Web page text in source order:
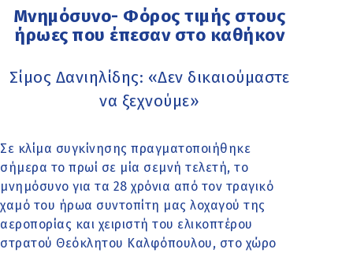
Μνημόσυνο- Φόρος τιμής στους
ήρωες που έπεσαν στο καθήκον
Σίμος Δανιηλίδης: «Δεν δικαιούμαστε
να ξεχνούμε»
Σε κλίμα συγκίνησης πραγματοποιήθηκε
σήμερα το πρωί σε μία σεμνή τελετή, το
μνημόσυνο για τα 28 χρόνια από τον τραγικό
χαμό του ήρωα συντοπίτη μας λοχαγού της
αεροπορίας και χειριστή του ελικοπτέρου
στρατού Θεόκλητου Καλφόπουλου, στο χώρο